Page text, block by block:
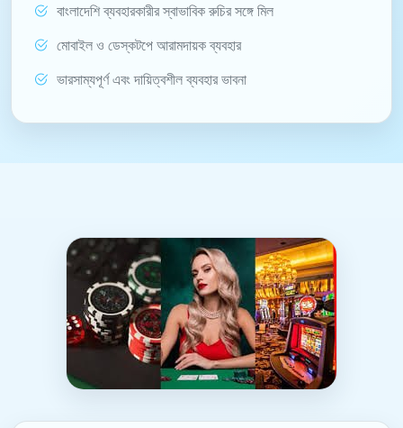
বাংলাদেশি ব্যবহারকারীর স্বাভাবিক রুচির সঙ্গে মিল
মোবাইল ও ডেস্কটপে আরামদায়ক ব্যবহার
ভারসাম্যপূর্ণ এবং দায়িত্বশীল ব্যবহার ভাবনা